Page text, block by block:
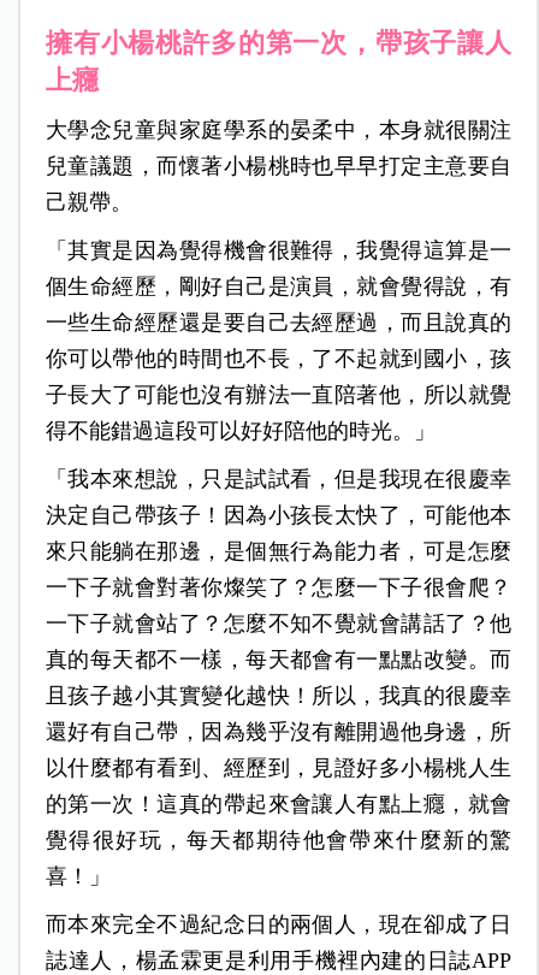
擁有小楊桃許多的第一次，帶孩子讓人
上癮
大學念兒童與家庭學系的晏柔中，本身就很關注
兒童議題，而懷著小楊桃時也早早打定主意要自
己親帶。
「其實是因為覺得機會很難得，我覺得這算是一
個生命經歷，剛好自己是演員，就會覺得說，有
一些生命經歷還是要自己去經歷過，而且說真的
你可以帶他的時間也不長，了不起就到國小，孩
子長大了可能也沒有辦法一直陪著他，所以就覺
得不能錯過這段可以好好陪他的時光。」
「我本來想說，只是試試看，但是我現在很慶幸
決定自己帶孩子！因為小孩長太快了，可能他本
來只能躺在那邊，是個無行為能力者，可是怎麼
一下子就會對著你燦笑了？怎麼一下子很會爬？
一下子就會站了？怎麼不知不覺就會講話了？他
真的每天都不一樣，每天都會有一點點改變。而
且孩子越小其實變化越快！所以，我真的很慶幸
還好有自己帶，因為幾乎沒有離開過他身邊，所
以什麼都有看到、經歷到，見證好多小楊桃人生
的第一次！這真的帶起來會讓人有點上癮，就會
覺得很好玩，每天都期待他會帶來什麼新的驚
喜！」
而本來完全不過紀念日的兩個人，現在卻成了日
誌達人，楊孟霖更是利用手機裡內建的日誌APP